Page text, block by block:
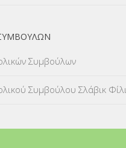
Συμβούλων
Συμβούλου Σλάβικ